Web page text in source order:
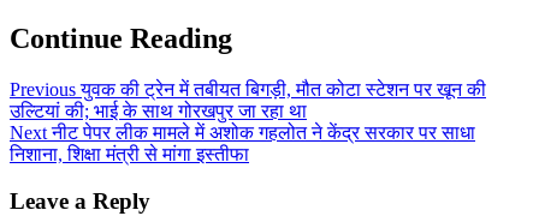
Continue Reading
Previousयुवक की ट्रेन में तबीयत बिगड़ी, मौत कोटा स्टेशन पर खून की
उल्टियां की; भाई के साथ गोरखपुर जा रहा था
Nextनीट पेपर लीक मामले में अशोक गहलोत ने केंद्र सरकार पर साधा
निशाना, शिक्षा मंत्री से मांगा इस्तीफा
Leave a Reply